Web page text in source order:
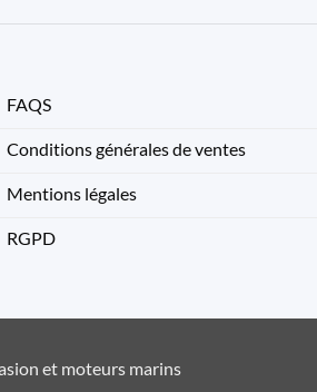
FAQS
Conditions générales de ventes
Mentions légales
RGPD
et moteurs marins